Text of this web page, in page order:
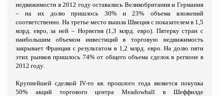
недвижимости в 2012 году оставались Великобритания и Германия
– на их долю пришлось 30% и 23% объема вложений
соответственно. На третье место вышла Швеция с показателем в 1,5
млрд. евро, за ней – Норвегия (1,3 млрд. евро). Пятерку стран с
наибольшим объемом инвестиций в торговую недвижимость
закрывает Франция с результатом в 1,2 млрд. евро. На долю пяти
этих рынков пришлось 74% от общего объема сделок в регионе в
2012 году.
Крупнейшей сделкой IV-го кв. прошлого года является покупка
50% акций торгового центраMeadowhall в Шеффилде